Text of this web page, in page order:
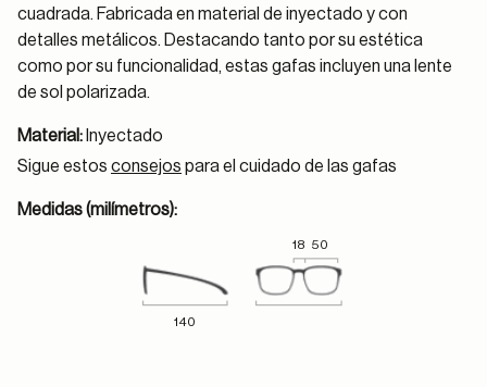
cuadrada. Fabricada en material de inyectado y con
detalles metálicos. Destacando tanto por su estética
como por su funcionalidad, estas gafas incluyen una lente
de sol polarizada.
Material: Inyectado
Sigue estos consejos para el cuidado de las gafas
Medidas (milímetros):
18 50
140